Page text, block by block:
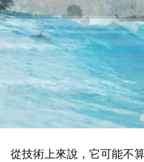
從技術上來說，它可能不